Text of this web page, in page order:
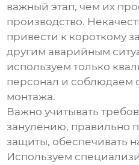
важный этап, чем их
производство.
привести к короткому
другим аварийным
используем только
персонал и соблюдаем
монтажа.
Важно учитывать
занулению, правильно
защиты, обеспечивать
Используем